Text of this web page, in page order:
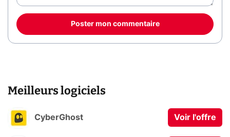
Poster mon commentaire
Meilleurs logiciels
CyberGhost Voir l'offre